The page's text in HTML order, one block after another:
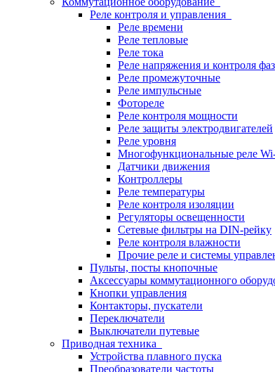
Реле контроля и управления
Реле времени
Реле тепловые
Реле тока
Реле напряжения и контроля фаз
Реле промежуточные
Реле импульсные
Фотореле
Реле контроля мощности
Реле защиты электродвигателей
Реле уровня
Многофункциональные реле
Датчики движения
Контроллеры
Реле температуры
Реле контроля изоляции
Регуляторы освещенности
Сетевые фильтры на DIN-рейку
Реле контроля влажности
Прочие реле и системы
Пульты, посты кнопочные
Аксессуары коммутационного
Кнопки управления
Контакторы, пускатели
Переключатели
Выключатели путевые
Приводная техника
Устройства плавного пуска
Преобразователи частоты